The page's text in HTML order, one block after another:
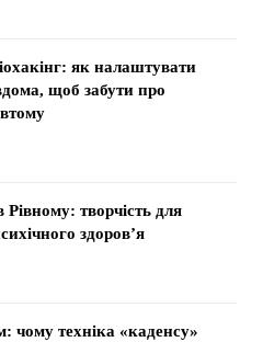
як налаштувати
щоб забути про
Рівному: творчість для
здоров’я
чому техніка «каденсу»